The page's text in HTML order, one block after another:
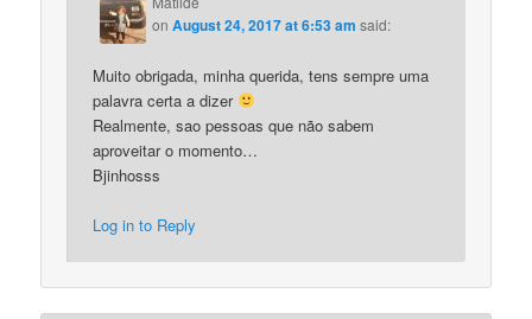
onAugust 24, 2017 at 6:53 am said:
Muito obrigada, minha querida, tens sempre uma
palavra certa a dizer
Realmente, sao pessoas que não sabem
aproveitar o momento…
Bjinhosss
Log in to Reply